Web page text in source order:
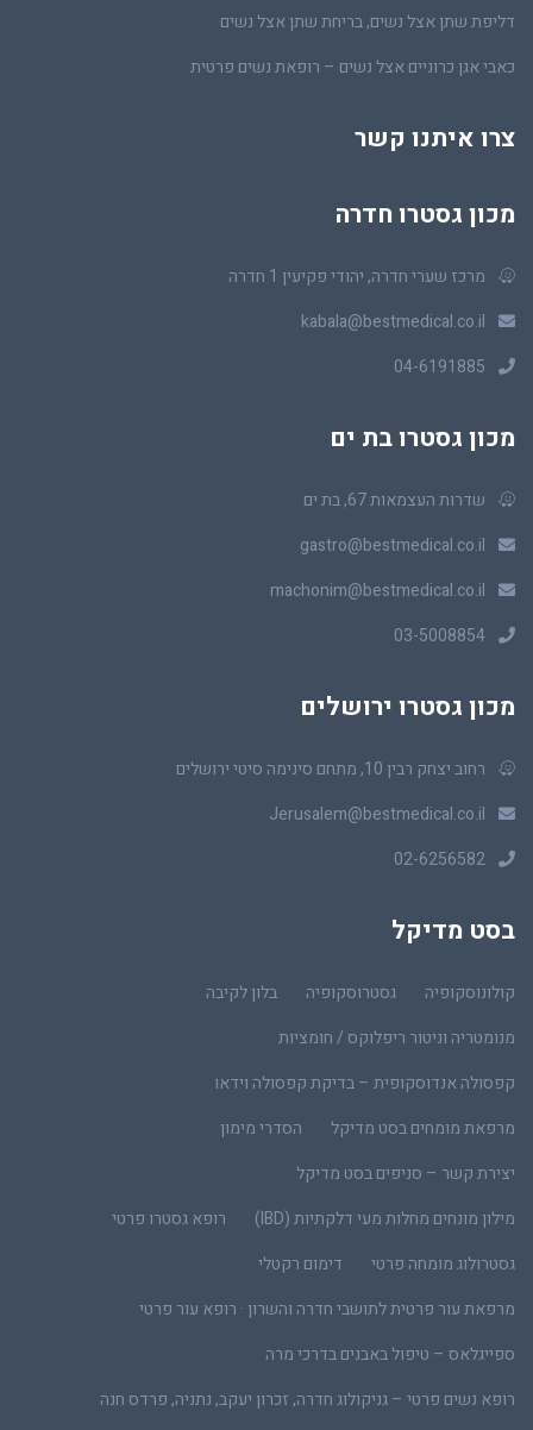
דליפת שתן אצל נשים, בריחת שתן אצל נשים
כאבי אגן כרוניים אצל נשים – רופאת נשים פרטית
צרו איתנו קשר
מכון גסטרו חדרה
מרכז שערי חדרה, יהודי פקיעין 1 חדרה
kabala@bestmedical.co.il
04-6191885
מכון גסטרו בת ים
שדרות העצמאות 67, בת ים
gastro@bestmedical.co.il
machonim@bestmedical.co.il
03-5008854
מכון גסטרו ירושלים
רחוב יצחק רבין 10, מתחם סינימה סיטי ירושלים
Jerusalem@bestmedical.co.il
02-6256582
בסט מדיקל
קולונוסקופיה גסטרוסקופיה
בלון לקיבה
מנומטריה וניטור ריפלוקס / חומציות
קפסולה אנדוסקופית – בדיקת קפסולה וידאו
מרפאת מומחים בסט מדיקל
הסדרי מימון
יצירת קשר – סניפים בסט מדיקל
מילון מונחים מחלות מעי דלקתיות (IBD)
רופא גסטרו פרטי
גסטרולוג מומחה פרטי
דימום רקטלי
מרפאת עור פרטית לתושבי חדרה והשרון · רופא עור פרטי
ספייגלאס – טיפול באבנים בדרכי מרה
רופא נשים פרטי – גניקולוג חדרה, זכרון יעקב, נתניה, פרדס חנה